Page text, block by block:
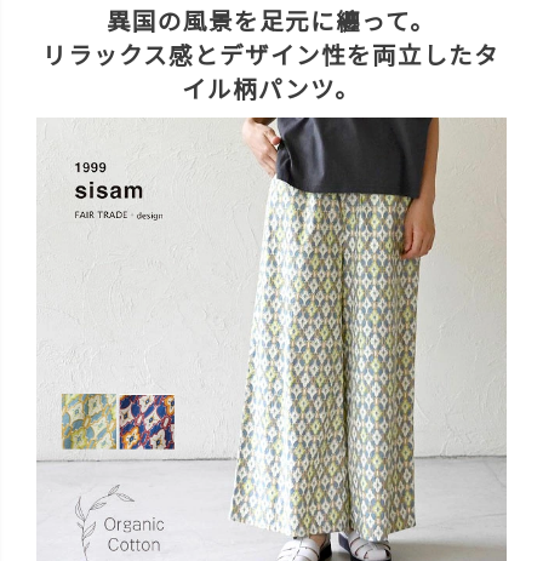
異国の風景を足元に纏って。
リラックス感とデザイン性を両立したタ
イル柄パンツ。